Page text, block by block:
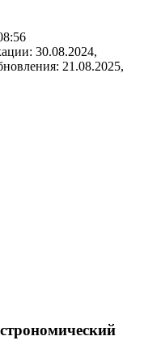
30.08.2024,
21.08.2025,